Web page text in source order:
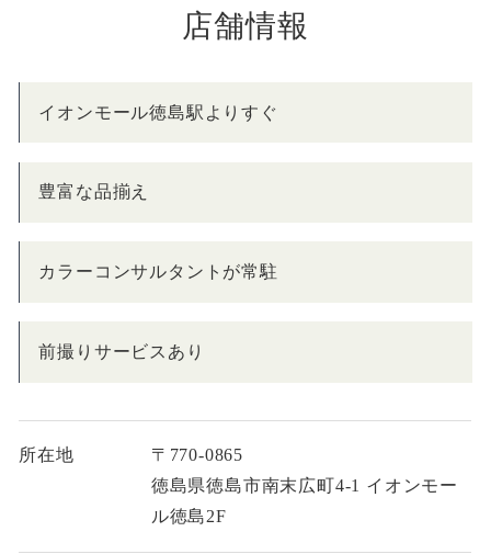
店舗情報
イオンモール徳島駅よりすぐ
豊富な品揃え
カラーコンサルタントが常駐
前撮りサービスあり
所在地
〒770-0865
徳島県徳島市南末広町4-1 イオンモー
ル徳島2F